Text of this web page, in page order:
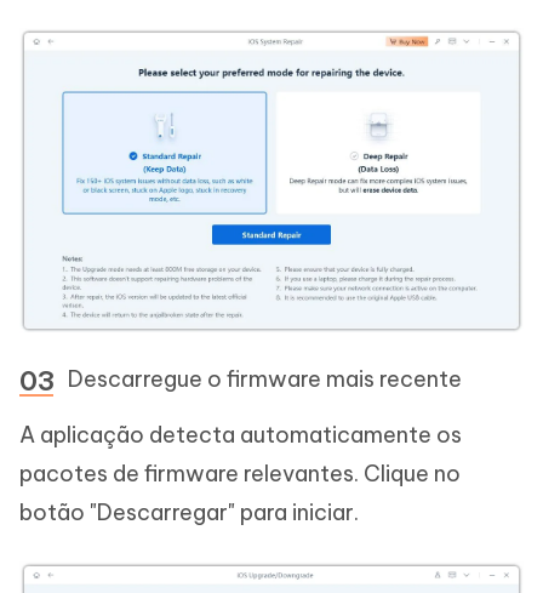
Descarregue o firmware mais recente
A aplicação detecta automaticamente os
pacotes de firmware relevantes. Clique no
botão "Descarregar" para iniciar.